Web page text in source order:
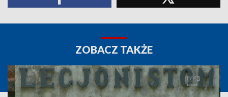
ZOBACZ TAKŻE